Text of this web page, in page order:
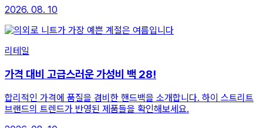
2026. 08. 10
리테일
가격 대비 고급스러운 가성비 백 28!
합리적인 가격에 품질을 겸비한 핸드백을 소개합니다. 하이 스트리트
브랜드의 트렌드가 반영된 제품들을 확인해보세요.